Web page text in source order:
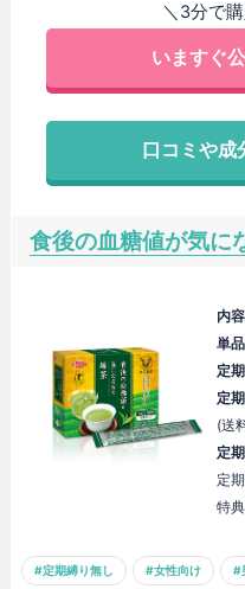
＼3分で
いますぐ
口コミや成
食後の血糖値が気に
内
単
定
定
(送
定
定
特
#定期縛り無し #女性向け #